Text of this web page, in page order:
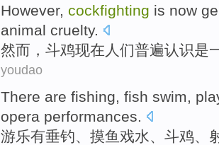
However, cockfighting is now
animal cruelty.
然而 ， 斗鸡现在 人们普遍认识是
youdao
There are fishing fish swim,
opera performances
游乐有垂钓 、摸鱼 戏水、 斗鸡 、